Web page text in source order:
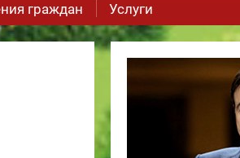
граждан Услуги